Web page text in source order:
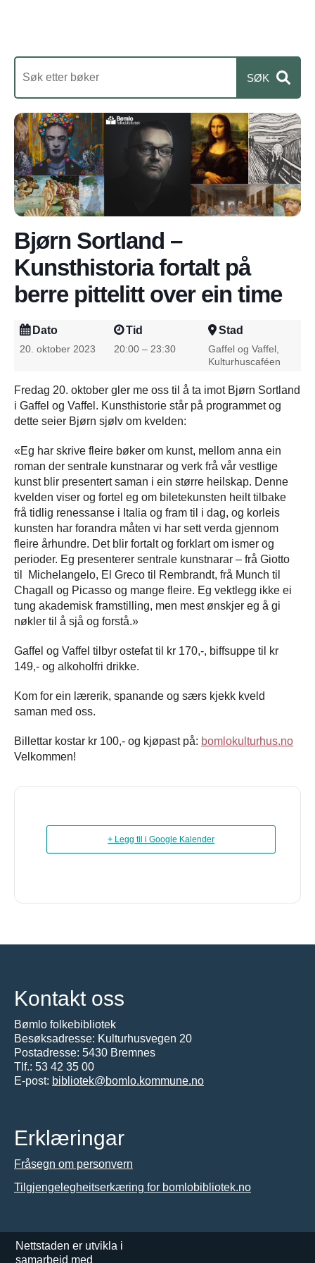
Bjørn Sortland –
Kunsthistoria fortalt på
berre pittelitt over ein time
Dato
20. oktober 2023
Tid
20:00 – 23:30
Stad
Gaffel og Vaffel,
Kulturhuscaféen
Fredag 20. oktober gler me oss til å ta imot Bjørn Sortland
i Gaffel og Vaffel. Kunsthistorie står på programmet og
dette seier Bjørn sjølv om kvelden:
«Eg har skrive fleire bøker om kunst, mellom anna ein
roman der sentrale kunstnarar og verk frå vår vestlige
kunst blir presentert saman i ein større heilskap. Denne
kvelden viser og fortel eg om biletekunsten heilt tilbake
frå tidlig renessanse i Italia og fram til i dag, og korleis
kunsten har forandra måten vi har sett verda gjennom
fleire århundre. Det blir fortalt og forklart om ismer og
perioder. Eg presenterer sentrale kunstnarar – frå Giotto
til Michelangelo, El Greco til Rembrandt, frå Munch til
Chagall og Picasso og mange fleire. Eg vektlegg ikke ei
tung akademisk framstilling, men mest ønskjer eg å gi
nøkler til å sjå og forstå.»
Gaffel og Vaffel tilbyr ostefat til kr 170,-, biffsuppe til kr
149,- og alkoholfri drikke.
Kom for ein lærerik, spanande og særs kjekk kveld
saman med oss.
Billettar kostar kr 100,- og kjøpast på: bomlokulturhus.no
Velkommen!
+ Legg til i Google Kalender
Kontakt oss
Bømlo folkebibliotek
Besøksadresse: Kulturhusvegen 20
Postadresse: 5430 Bremnes
Tlf.: 53 42 35 00
E-post: bibliotek@bomlo.kommune.no
Erklæringar
Fråsegn om personvern
Tilgjengelegheitserkæring for bomlobibliotek.no
Nettstaden er utvikla i
samarbeid med